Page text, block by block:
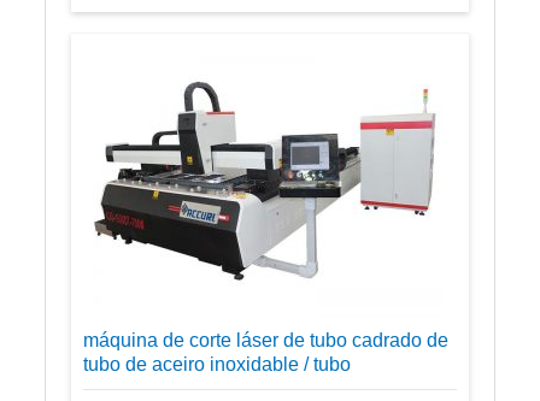
máquina de corte láser de tubo cadrado de
tubo de aceiro inoxidable / tubo